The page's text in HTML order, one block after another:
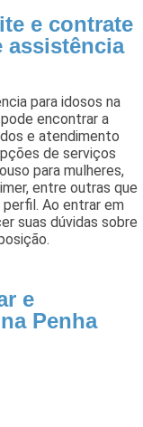
e contrate
assistência
para idosos na
encontrar a
e atendimento
de serviços
para mulheres,
entre outras que
Ao entrar em
suas dúvidas sobre
e
Penha